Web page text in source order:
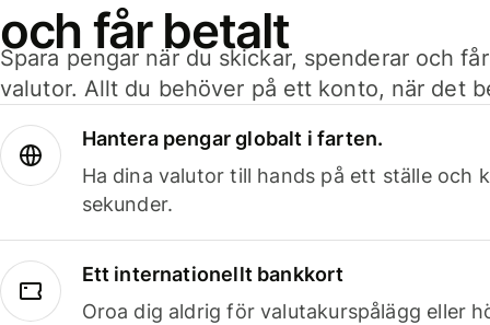
och får betalt
Spara pengar när du skickar, spenderar och
valutor. Allt du behöver på ett konto, när det
Hantera pengar globalt i farten.
Ha dina valutor till hands på ett ställe och
sekunder.
Ett internationellt bankkort
Oroa dig aldrig för valutakurspålägg eller